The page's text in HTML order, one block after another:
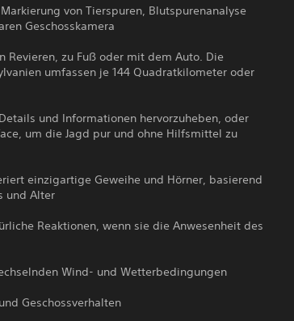
von Tierspuren, Blutspurenanalyse
Geschosskamera
Revieren, zu Fuß oder mit dem Auto. Die
umfassen je 144 Quadratkilometer oder
und Informationen hervorzuheben, oder
um die Jagd pur und ohne Hilfsmittel zu
einzigartige Geweihe und Hörner, basierend
und Alter
Reaktionen, wenn sie die Anwesenheit des
Wind- und Wetterbedingungen
Geschossverhalten